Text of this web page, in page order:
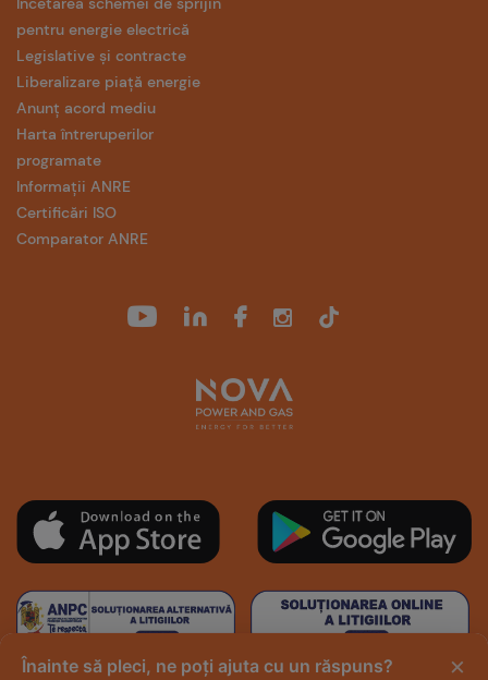
Înainte să pleci, ne poți ajuta cu un răspuns? ×
pentru energie electrică
Legislative și contracte
Liberalizare piață energie
Anunț acord mediu
Harta întreruperilor
programate
Informații ANRE
Certificări ISO
Comparator ANRE